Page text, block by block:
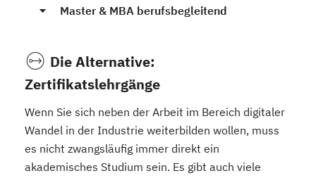
Master & MBA berufsbegleitend
Die Alternative:
Zertifikatslehrgänge
Wenn Sie sich neben der Arbeit im Bereich digitaler
Wandel in der Industrie weiterbilden wollen, muss
es nicht zwangsläufig immer direkt ein
akademisches Studium sein. Es gibt auch viele